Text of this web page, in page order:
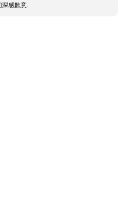
深感歉意.